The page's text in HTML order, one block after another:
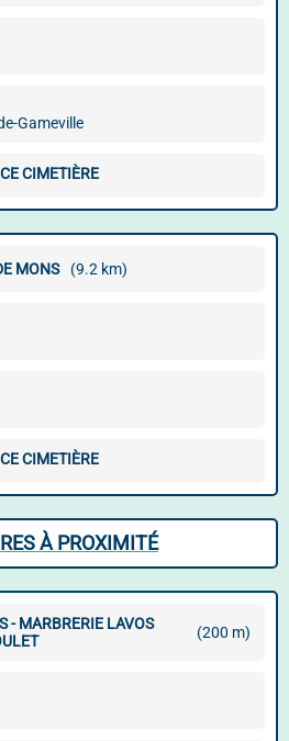
Gameville
CIMETIÈRE
MONS (9.2 km)
CIMETIÈRE
À PROXIMITÉ
- MARBRERIE LAVOS
(200 m)